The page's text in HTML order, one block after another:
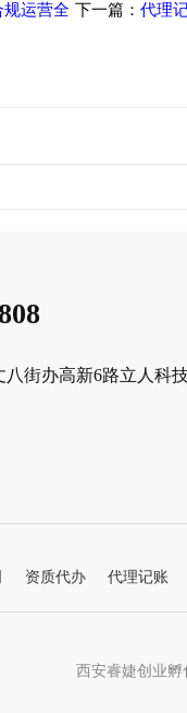
运营全 下一篇： 代理
街办高新6路立人科
资质代办 代理记账
西安睿婕创业孵